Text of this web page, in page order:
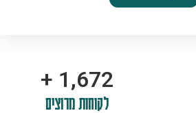
2,100
+
לקוחות מרוצים